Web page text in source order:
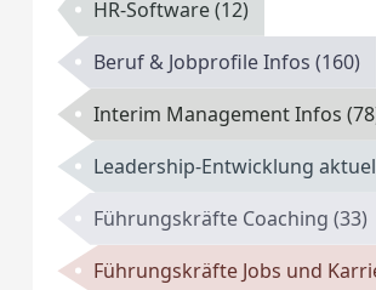
HR-Software(12)
Beruf & Jobprofile Infos(160)
Interim Management Infos
Leadership-Entwicklung
Führungskräfte Coaching(33)
Führungskräfte Jobs und